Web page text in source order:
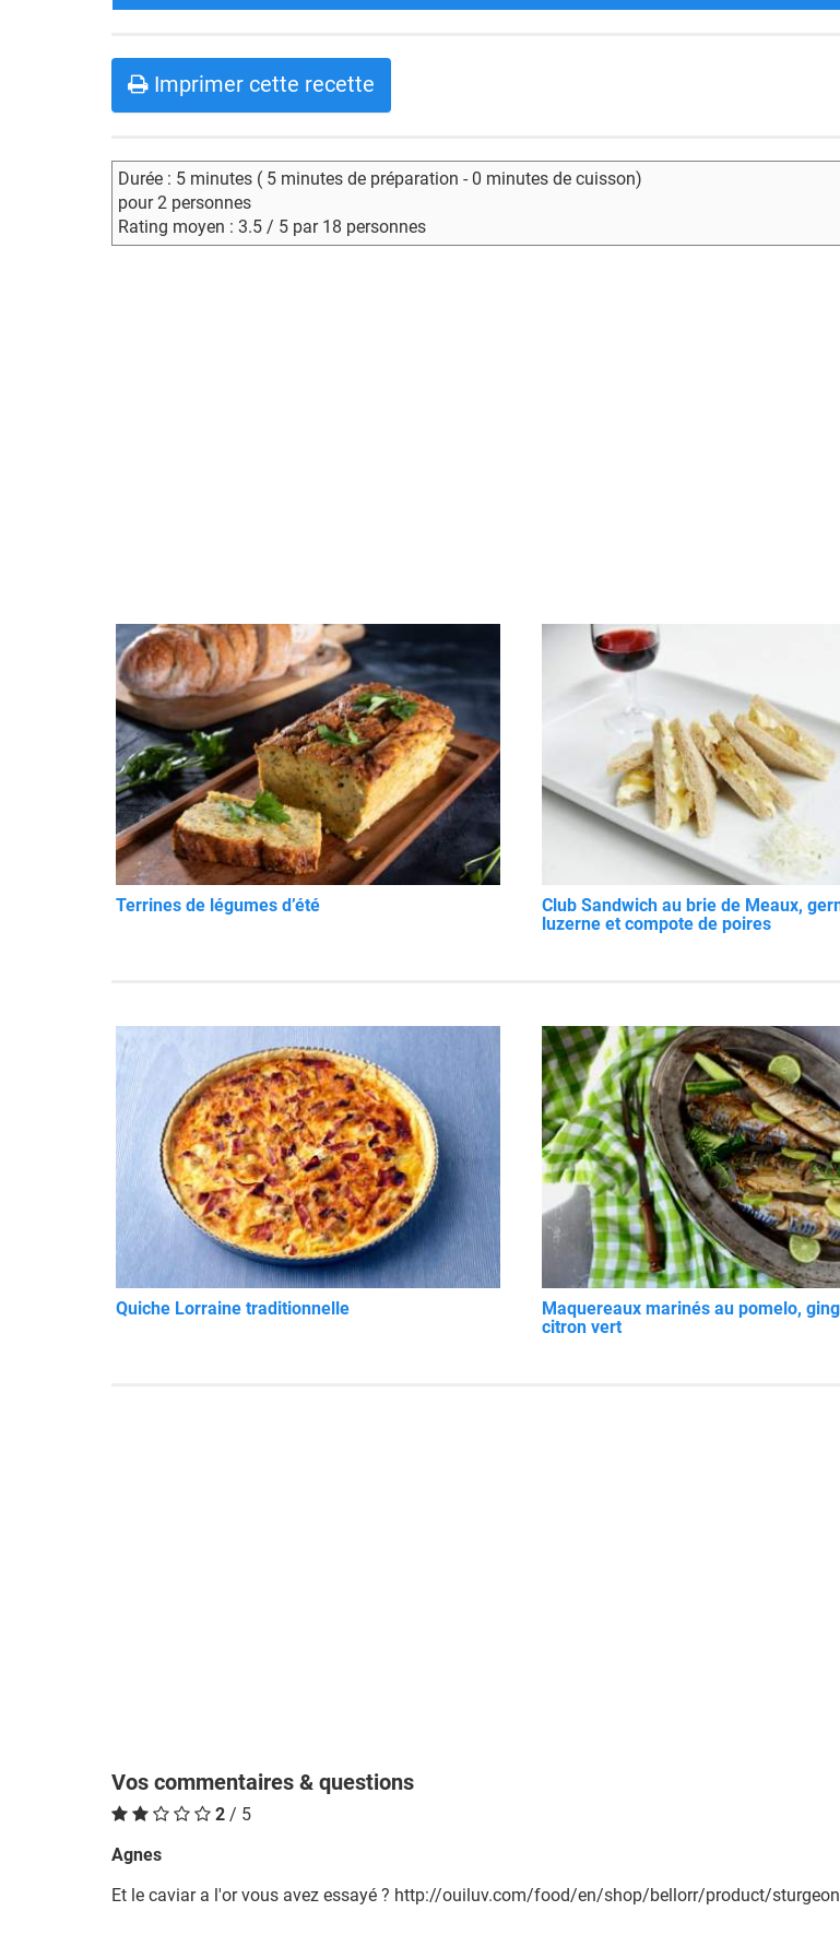
Imprimer cette recette
Durée : 5 minutes ( 5 minutes de préparation - 0 minutes de cuisson)
pour 2 personnes
Rating moyen : 3.5 / 5 par 18 personnes
Terrines de légumes d’été
Club Sandwich au brie de Meaux,
luzerne et compote de poires
Quiche Lorraine traditionnelle
Maquereaux marinés au pomelo,
citron vert
Vos commentaires & questions
2 / 5
Agnes
Et le caviar a l'or vous avez essayé ? http://ouiluv.com/food/en/shop/bellorr/product/